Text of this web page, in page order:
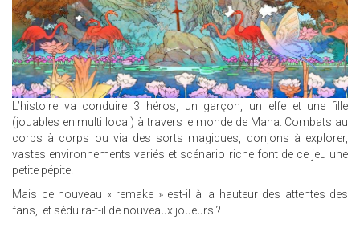
L’histoire va conduire 3 héros, un garçon, un elfe et une fille
(jouables en multi local) à travers le monde de Mana. Combats au
corps à corps ou via des sorts magiques, donjons à explorer,
vastes environnements variés et scénario riche font de ce jeu une
petite pépite.
Mais ce nouveau « remake » est-il à la hauteur des attentes des
fans, et séduira-t-il de nouveaux joueurs ?